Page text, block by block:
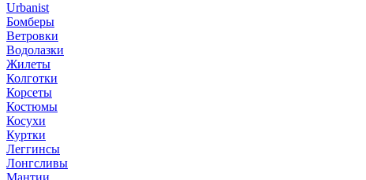
Urbanist
Бомберы
Ветровки
Водолазки
Жилеты
Колготки
Корсеты
Костюмы
Косухи
Куртки
Леггинсы
Лонгсливы
Мантии